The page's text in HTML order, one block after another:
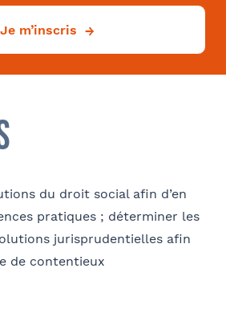
Je m’inscris
du droit social afin d’en
pratiques ; déterminer les
jurisprudentielles afin
de contentieux
Oui
?
le cabinet / la formation ?
Bon appétit RH Autre